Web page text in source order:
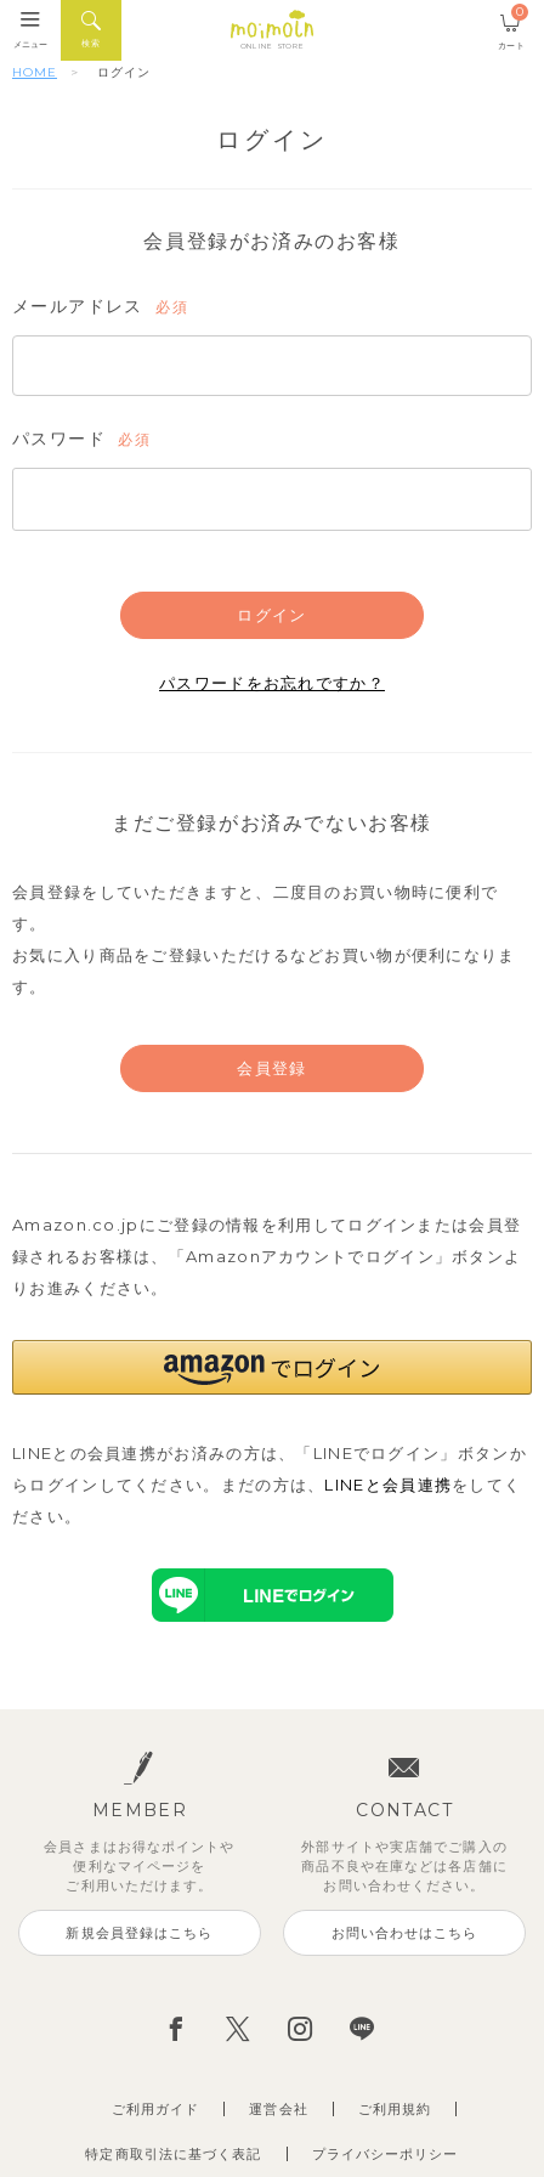
ONLINE STORE
検索
メニュー カート
0
HOME ログイン
ログイン
会員登録がお済みのお客様
メールアドレス
須)
パスワード
須)
ログイン
パスワードをお忘れですか？
まだご登録がお済みでないお客様
会員登録をしていただきますと、二度目のお買い物時に便利で
す。
お気に入り商品をご登録いただけるなどお買い物が便利になりま
す。
会員登録
Amazon.co.jpにご登録の情報を利用してログインまたは会員登
録されるお客様は、
「Amazonアカウントでログイン」ボタンよ
りお進みください。
LINEとの会員連携がお済みの方は、「LINEでログイン」ボタンか
らログインしてください。まだの方は、 LINEと会員連携をしてく
ださい。
MEMBER
会員さまはお得なポイントや
便利な マイページを
ご利用いただけます。
新規会員登録はこちら
CONTACT
外部サイトや実店舗でご購入の
商品不良や在庫などは各店舗に
お問い合わせください。
お問い合わせはこちら
ご利用ガイド 運営会社
特定商取引法に基づく表記 プライバシーポリシー
ご利用規約